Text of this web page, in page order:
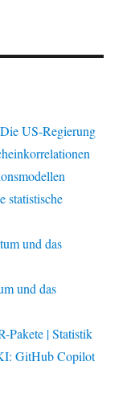
US-Regierung
statistische
und das
und das
Pakete | Statistik
GitHub Copilot